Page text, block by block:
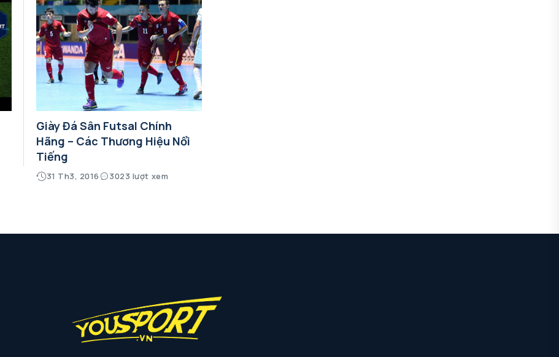
Giày Đá Sân Futsal Chính
Hãng – Các Thương Hiệu Nổi
Tiếng
31 Th3, 2016 3023 lượt xem